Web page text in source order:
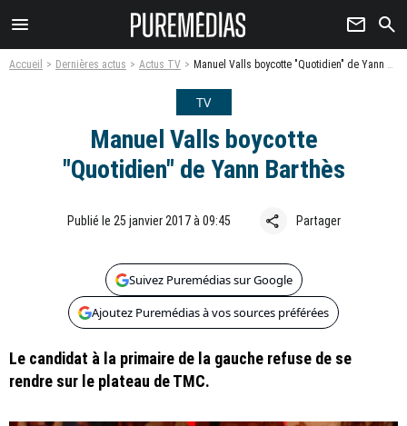
menu newsletter search
Accueil Dernières actus Actus TV Manuel Valls boycotte "Quotidien" de Yann Barthès
TV
Manuel Valls boycotte
"Quotidien" de Yann Barthès
Publié le 25 janvier 2017 à 09:45 share Partager
Suivez Puremédias sur Google
Ajoutez Puremédias à vos sources préférées
Le candidat à la primaire de la gauche refuse de se
rendre sur le plateau de TMC.